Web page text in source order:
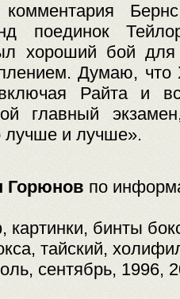
поединок
хороший бой
Думаю, что
Райта и
главный
лучше и лучше».
Горюнов по
картинки, бинты
тайский,
сентябрь, 1996,